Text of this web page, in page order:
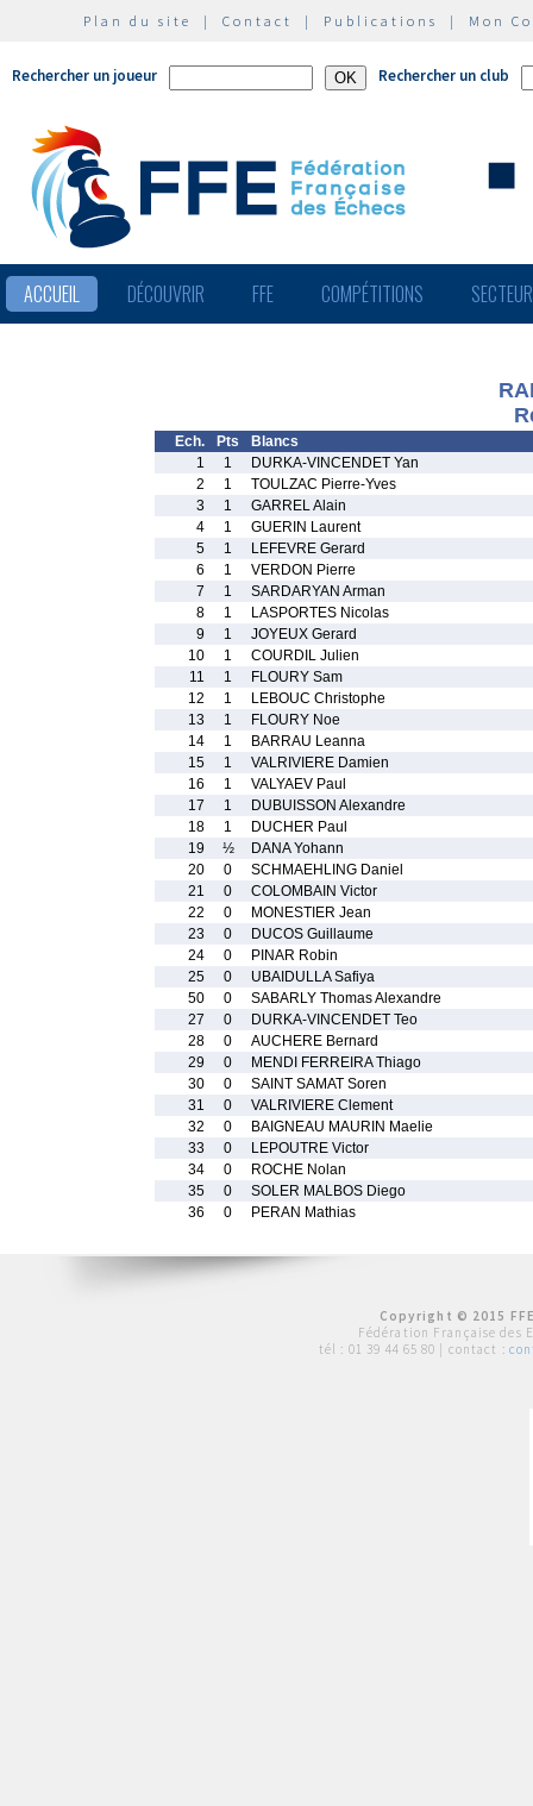
Plan du site | Contact | Publications | Mon
Rechercher un joueur Rechercher un club
ACCUEIL DÉCOUVRIR FFE COMPÉTITIONS
Ech. Pts
Blancs
1
1
DURKA-VINCENDET Yan
2
1
TOULZAC Pierre-Yves
3
1
GARREL Alain
4
1
GUERIN Laurent
5
1
LEFEVRE Gerard
6
1
VERDON Pierre
7
1
SARDARYAN Arman
8
1
LASPORTES Nicolas
9
1
JOYEUX Gerard
10
1
COURDIL Julien
11
1
FLOURY Sam
12
1
LEBOUC Christophe
13
1
FLOURY Noe
14
1
BARRAU Leanna
15
1
VALRIVIERE Damien
16
1
VALYAEV Paul
17
1
DUBUISSON Alexandre
18
1
DUCHER Paul
19
½
DANA Yohann
20
0
SCHMAEHLING Daniel
21
0
COLOMBAIN Victor
22
0
MONESTIER Jean
23
0
DUCOS Guillaume
24
0
PINAR Robin
25
0
UBAIDULLA Safiya
50
0
SABARLY Thomas Alexandre
27
0
DURKA-VINCENDET Teo
28
0
AUCHERE Bernard
29
0
MENDI FERREIRA Thiago
30
0
SAINT SAMAT Soren
31
0
VALRIVIERE Clement
32
0
BAIGNEAU MAURIN Maelie
33
0
LEPOUTRE Victor
34
0
ROCHE Nolan
35
0
SOLER MALBOS Diego
36
0 PERAN Mathias
Copyright © 2015
Fédération Française des
tél : 01 39 44 65 80 | contact :